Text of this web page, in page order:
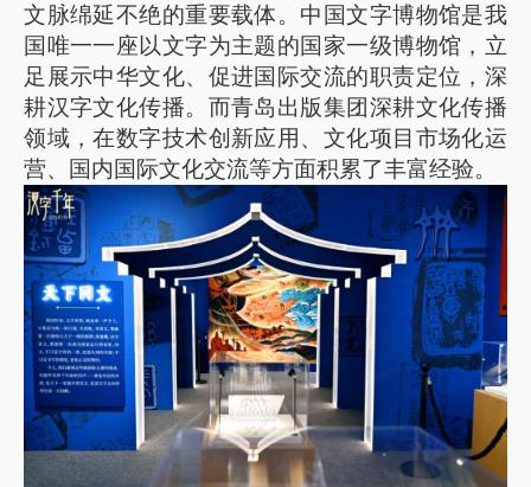
文脉绵延不绝的重要载体。中国文字博物馆是我
国唯一一座以文字为主题的国家一级博物馆，立
足展示中华文化、促进国际交流的职责定位，深
耕汉字文化传播。而青岛出版集团深耕文化传播
领域，在数字技术创新应用、文化项目市场化运
营、国内国际文化交流等方面积累了丰富经验。